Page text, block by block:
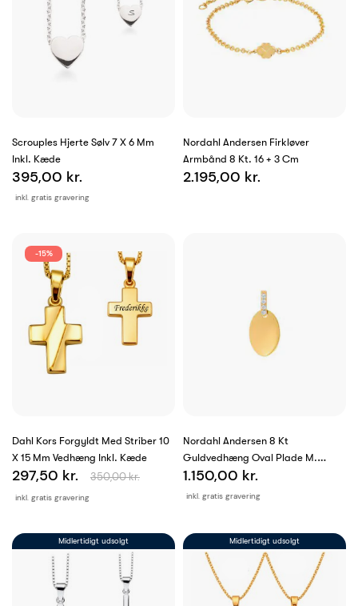
Scrouples Hjerte Sølv 7 X 6 Mm
Inkl. Kæde
inkl. gratis gravering
395,00 kr.
Nordahl Andersen Firkløver
Armbånd 8 Kt. 16 + 3 Cm
2.195,00 kr.
Dahl Kors Forgyldt Med Striber 10
X 15 Mm Vedhæng Inkl. Kæde
inkl. gratis gravering
297,50 kr. 350,00 kr.
-15%
Nordahl Andersen 8 Kt
Guldvedhæng Oval Plade M.
Cubic Zirkoner...
inkl. gratis gravering
1.150,00 kr.
Midlertidigt udsolgt Midlertidigt udsolgt